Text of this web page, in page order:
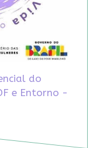
do
e Entorno -